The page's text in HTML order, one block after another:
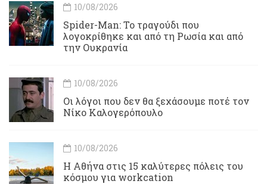
10/08/2026
Spider-Man: Το τραγούδι που
λογοκρίθηκε και από τη Ρωσία και από
την Ουκρανία
10/08/2026
Οι λόγοι που δεν θα ξεχάσουμε ποτέ τον
Νίκο Καλογερόπουλο
10/08/2026
Η Αθήνα στις 15 καλύτερες πόλεις του
κόσμου για workcation